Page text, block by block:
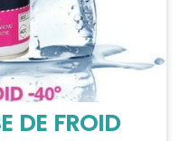
DE FROID